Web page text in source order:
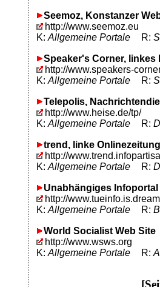
Seemoz, Konstanzer
http://www.seemoz.eu
K: Allgemeine Portale R:
Speaker's Corner,
http://www.speakers-
K: Allgemeine Portale R:
Telepolis,
http://www.heise.de/tp/
K: Allgemeine Portale R:
trend, linke Onlinezeitung
http://
K: Allgemeine Portale R:
Unabhängiges
http://
K: Allgemeine Portale R:
World Socialist Web Site
http://www.wsws.org
K: Allgemeine Portale R: